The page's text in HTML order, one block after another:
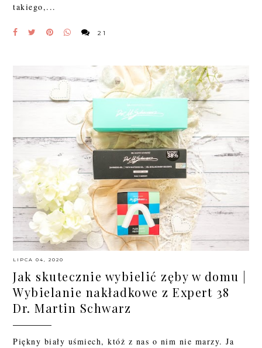
takiego,...
21
LIPCA 04, 2020
Jak skutecznie wybielić zęby w domu |
Wybielanie nakładkowe z Expert 38
Dr. Martin Schwarz
Piękny biały uśmiech, któż z nas o nim nie marzy. Ja